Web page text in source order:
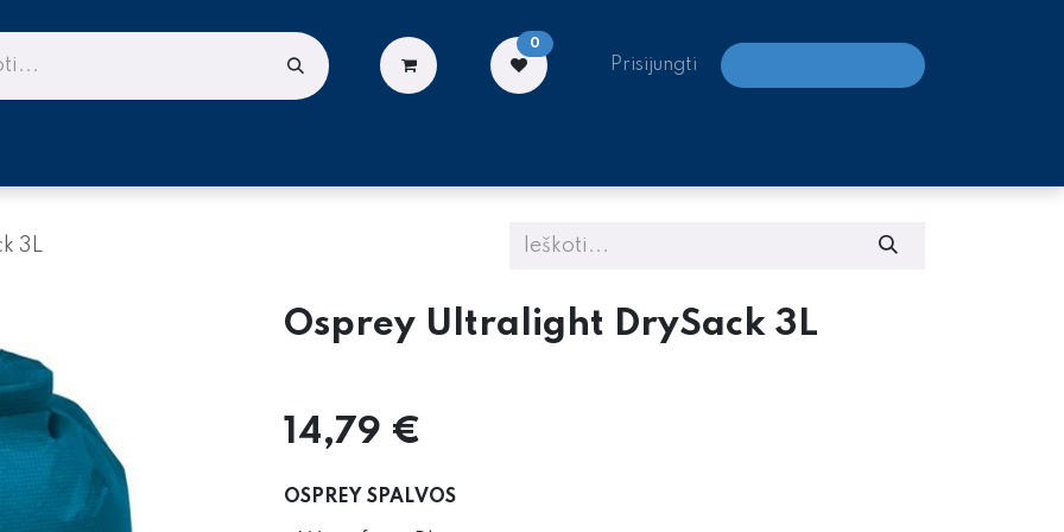
0
Prisijungti
3L
Osprey Ultralight DrySack 3L
14,79 €
OSPREY SPALVOS